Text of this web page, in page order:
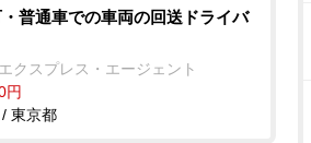
普通車での車両の回送ドライバ
クスプレス・エージェント
円
東京都